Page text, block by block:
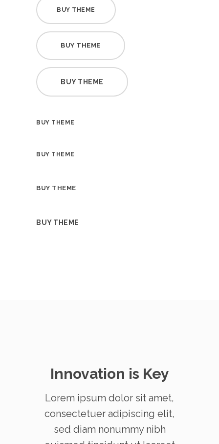
BUY THEME
BUY THEME
BUY THEME
BUY THEME
BUY THEME
BUY THEME
BUY THEME
Innovation is Key
Lorem ipsum dolor sit amet,
consectetuer adipiscing elit,
sed diam nonummy nibh